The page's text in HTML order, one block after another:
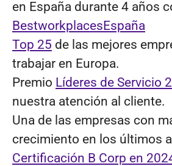
en España durante 4 años
BestworkplacesEspaña
Top 25 de las mejores
trabajar en Europa.
Premio Líderes de Servicio
nuestra atención al cliente.
Una de las empresas con
crecimiento en los últimos
Certificación B Corp en